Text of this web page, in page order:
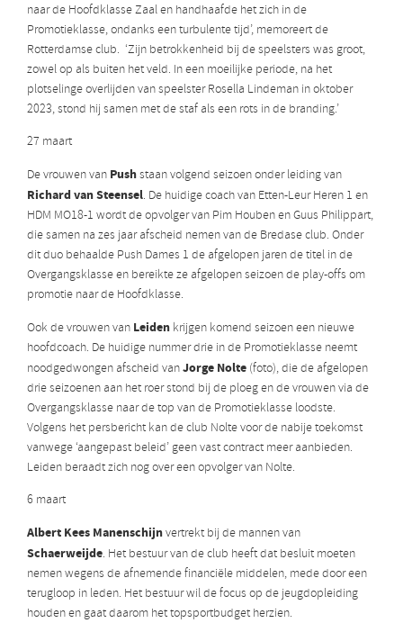
naar de Hoofdklasse Zaal en handhaafde het zich in de
Promotieklasse, ondanks een turbulente tijd’, memoreert de
Rotterdamse club. ‘Zijn betrokkenheid bij de speelsters was groot,
zowel op als buiten het veld. In een moeilijke periode, na het
plotselinge overlijden van speelster Rosella Lindeman in oktober
2023, stond hij samen met de staf als een rots in de branding.’
27 maart
De vrouwen van Pushstaan volgend seizoen onder leiding van
Richard van Steensel. De huidige coach van Etten-Leur Heren 1 en
HDM MO18-1 wordt de opvolger van Pim Houben en Guus Philippart,
die samen na zes jaar afscheid nemen van de Bredase club. Onder
dit duo behaalde Push Dames 1 de afgelopen jaren de titel in de
Overgangsklasse en bereikte ze afgelopen seizoen de play-offs om
promotie naar de Hoofdklasse.
Ook de vrouwen van Leiden krijgen komend seizoen een nieuwe
hoofdcoach. De huidige nummer drie in de Promotieklasse neemt
noodgedwongen afscheid vanJorge Nolte (foto), die de afgelopen
drie seizoenen aan het roer stond bij de ploeg en de vrouwen via de
Overgangsklasse naar de top van de Promotieklasse loodste.
Volgens het persbericht kan de club Nolte voor de nabije toekomst
vanwege ‘aangepast beleid’ geen vast contract meer aanbieden.
Leiden beraadt zich nog over een opvolger van Nolte.
6 maart
Albert Kees Manenschijnvertrekt bij de mannen van
Schaerweijde. Het bestuur van de club heeft dat besluit moeten
nemen wegens de afnemende financiële middelen, mede door een
terugloop in leden. Het bestuur wil de focus op de jeugdopleiding
houden en gaat daarom het topsportbudget herzien.